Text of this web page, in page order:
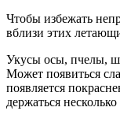
Чтобы избежать
вблизи этих
Укусы осы, пчелы,
Может появиться
появляется
держаться